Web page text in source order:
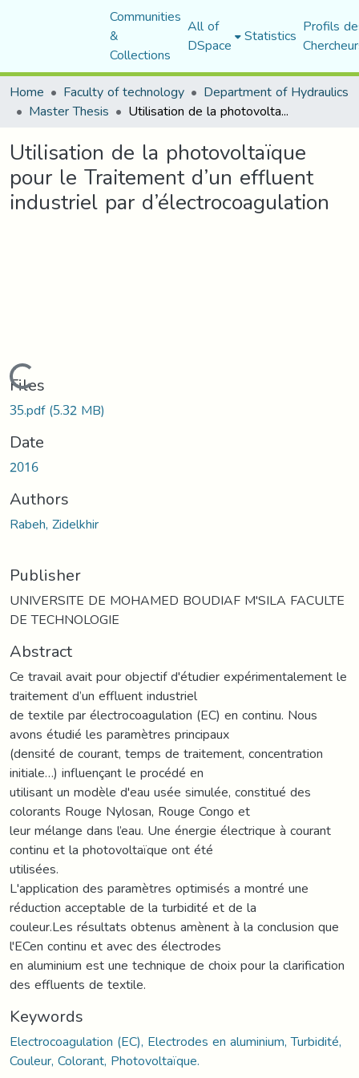
Communities
&
Collections
All of
DSpace Statistics Profils
Home
Faculty of technology Department of Hydraulics
Master Thesis Utilisation de la photovoltaïque pour le Traitement d’un effluent industriel par d’électrocoagulation
Utilisation de la photovoltaïque
pour le Traitement d’un effluent
industriel par d’électrocoagulation
Loading...
Files
35.pdf(5.32 MB)
Date
2016
Authors
Rabeh, Zidelkhir
Publisher
UNIVERSITE DE MOHAMED BOUDIAF M'SILA FACULTE
DE TECHNOLOGIE
Abstract
Ce travail avait pour objectif d'étudier expérimentalement le
traitement d’un effluent industriel
de textile par électrocoagulation (EC) en continu. Nous
avons étudié les paramètres principaux
(densité de courant, temps de traitement, concentration
initiale…) influençant le procédé en
utilisant un modèle d'eau usée simulée, constitué des
colorants Rouge Nylosan, Rouge Congo et
leur mélange dans l’eau. Une énergie électrique à courant
continu et la photovoltaïque ont été
utilisées.
L'application des paramètres optimisés a montré une
réduction acceptable de la turbidité et de la
couleur.Les résultats obtenus amènent à la conclusion que
l'ECen continu et avec des électrodes
en aluminium est une technique de choix pour la clarification
des effluents de textile.
Keywords
Electrocoagulation (EC), Electrodes en aluminium, Turbidité,
Couleur, Colorant, Photovoltaïque.